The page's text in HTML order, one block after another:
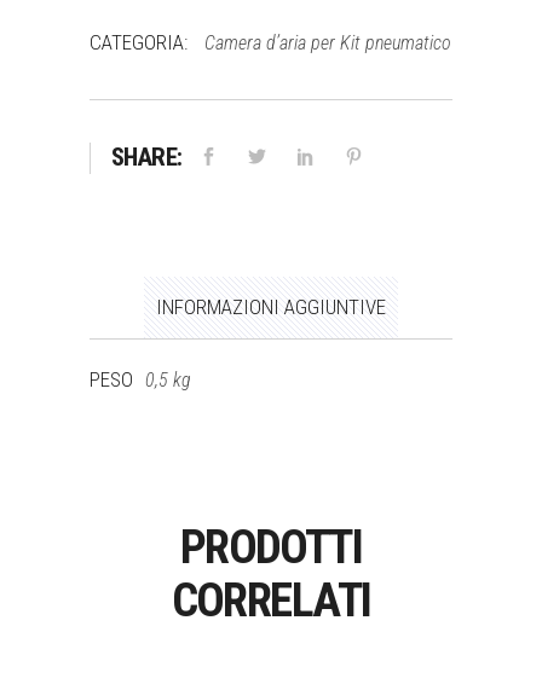
Ø
quantità
CATEGORIA: Camera d’aria per Kit pneumatico
SHARE:
INFORMAZIONI AGGIUNTIVE
PESO 0,5 kg
PRODOTTI
CORRELATI